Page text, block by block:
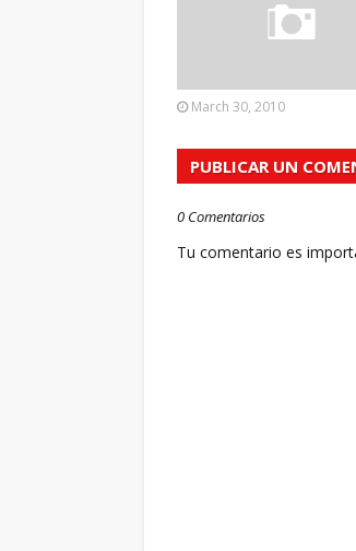
March 30, 2010
PUBLICAR UN
0 Comentarios
Tu comentario es